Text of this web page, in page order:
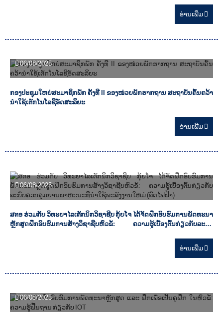
ອ່ານ​ເພີ່ມ
06/08/2025
ກອງປະຊຸມໃຫຍ່ສະມາຊິກພັກ ຄັ້ງທີ II ຂອງໜ່ວຍພັກຮາກຖານ ສະຖາບັນຄົ້ນຄວ້າ
ນຳໃຊ້ເຕັກໂນໂລຊີອັດສະລິຍະ
ອ່ານ​ເພີ່ມ
06/08/2025
ສຕອ ຮ່ວມກັບ ວິທະຍາໄລເຕັກນິກວິຊາຊີບ ກຸ້ຍໂຈ ໄດ້ຈັດຝຶກອົບຮົມການພັດທະນາ
ຫຼັກສູດຝຶກອົບຮົມການສ້າງວິຊາຊີບຫົວຂໍ້: ຄວາມຮູ້ເບື້ອງຕົ້ນກ່ຽວກັບລະບົບ
ອ່ານ​ເພີ່ມ
06/08/2025